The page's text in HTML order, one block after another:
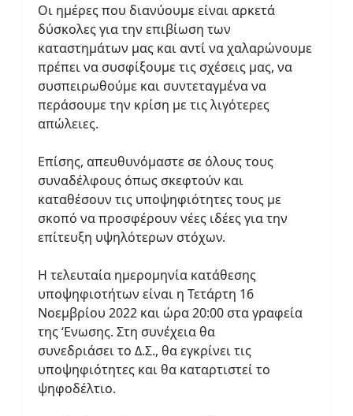
Οι ημέρες που διανύουμε είναι αρκετά
δύσκολες για την επιβίωση των
καταστημάτων μας και αντί να χαλαρώνουμε
πρέπει να συσφίξουμε τις σχέσεις μας, να
συσπειρωθούμε και συντεταγμένα να
περάσουμε την κρίση με τις λιγότερες
απώλειες.
Επίσης, απευθυνόμαστε σε όλους τους
συναδέλφους όπως σκεφτούν και
καταθέσουν τις υποψηφιότητες τους με
σκοπό να προσφέρουν νέες ιδέες για την
επίτευξη υψηλότερων στόχων.
Η τελευταία ημερομηνία κατάθεσης
υποψηφιοτήτων είναι η Τετάρτη 16
Νοεμβρίου 2022 και ώρα 20:00 στα γραφεία
της ‘Ενωσης. Στη συνέχεια θα
συνεδριάσει το Δ.Σ., θα εγκρίνει τις
υποψηφιότητες και θα καταρτιστεί το
ψηφοδέλτιο.